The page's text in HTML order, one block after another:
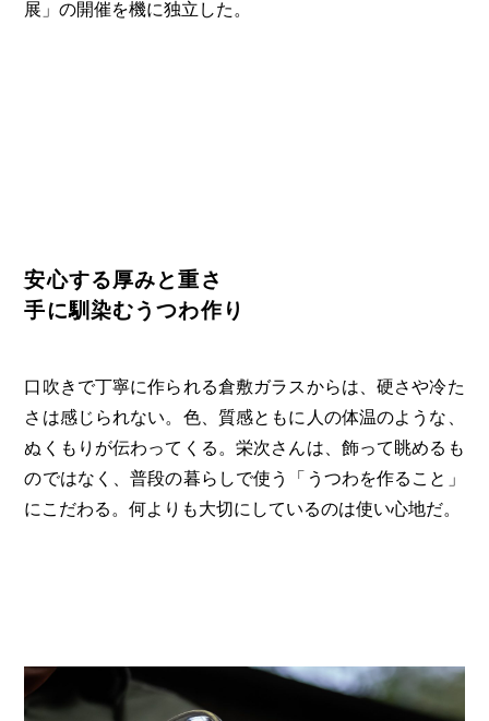
展」の開催を機に独立した。
安心する厚みと重さ
手に馴染むうつわ作り
口吹きで丁寧に作られる倉敷ガラスからは、硬さや冷た
さは感じられない。色、質感ともに人の体温のような、
ぬくもりが伝わってくる。栄次さんは、飾って眺めるも
のではなく、普段の暮らしで使う「うつわを作ること」
にこだわる。何よりも大切にしているのは使い心地だ。